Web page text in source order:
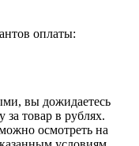
оплаты:
вы дожидаетесь
за товар в рублях.
осмотреть на